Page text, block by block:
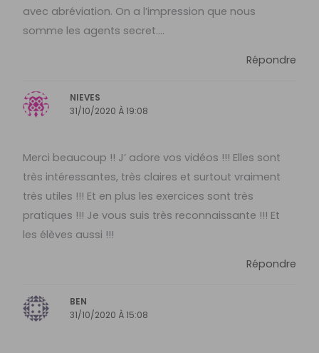
avec abréviation. On a l’impression que nous
somme les agents secret….
Répondre
NIEVES
31/10/2020 À 19:08
Merci beaucoup !! J’ adore vos vidéos !!! Elles sont
très intéressantes, très claires et surtout vraiment
très utiles !!! Et en plus les exercices sont très
pratiques !!! Je vous suis très reconnaissante !!! Et
les élèves aussi !!!
Répondre
BEN
31/10/2020 À 15:08